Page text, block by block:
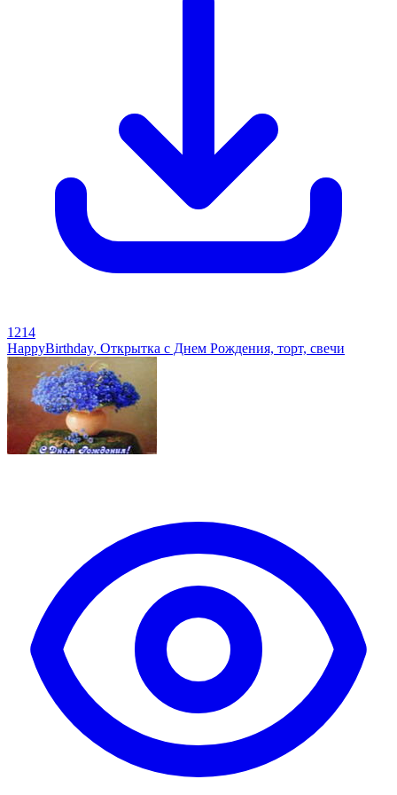
1214
HappyBirthday, Открытка с Днем Рождения, торт, свечи